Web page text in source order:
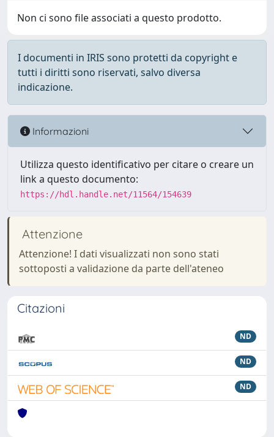
Non ci sono file associati a questo prodotto.
I documenti in IRIS sono protetti da copyright e
tutti i diritti sono riservati, salvo diversa
indicazione.
Informazioni
Utilizza questo identificativo per citare o creare un
link a questo documento:
https://hdl.handle.net/11564/154639
Attenzione
Attenzione! I dati visualizzati non sono stati
sottoposti a validazione da parte dell'ateneo
Citazioni
ND
ND
ND